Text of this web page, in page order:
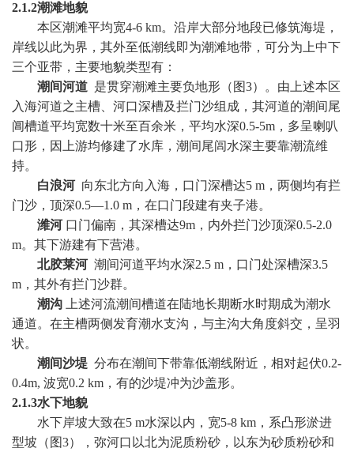
2.1.2潮滩地貌
本区潮滩平均宽4-6 km。沿岸大部分地段已修筑海堤，
岸线以此为界，其外至低潮线即为潮滩地带，可分为上中下
三个亚带，主要地貌类型有：
潮间河道 是贯穿潮滩主要负地形（图3）。由上述本区
入海河道之主槽、河口深槽及拦门沙组成，其河道的潮间尾
阊槽道平均宽数十米至百余米，平均水深0.5-5m ，多呈喇叭
口形，因上游均修建了水库，潮间尾闾水深主要靠潮流维
持。
白浪河 向东北方向入海，口门深槽达5 m ，两侧均有拦
门沙，顶深0.5—1.0 m ，在口门段建有夹子港。
潍河 口门偏南，其深槽达9m ，内外拦门沙顶深0.5-2.0
m。其下游建有下营港。
北胶莱河 潮间河道平均水深2.5 m ，口门处深槽深3.5
m ，其外有拦门沙群。
潮沟
上述河流潮间槽道在陆地长期断水时期成为潮水
通道。在主槽两侧发育潮水支沟，与主沟大角度斜交，呈羽
状。
潮间沙堤 分布在潮间下带靠低潮线附近，相对起伏0.2-
0.4m, 波宽0.2 km ，有的沙堤冲为沙盖形。
2.1.3水下地貌
水下岸坡大致在5 m水深以内，宽5-8 km ，系凸形淤进
型坡（图3），弥河口以北为泥质粉砂，以东为砂质粉砂和